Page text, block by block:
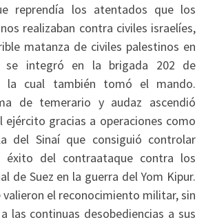
reprendía los atentados que los
realizaban contra civiles israelíes,
matanza de civiles palestinos en
se integró en la brigada 202 de
la cual también tomó el mando.
de temerario y audaz ascendió
ejército gracias a operaciones como
del Sinaí que consiguió controlar
del contraataque contra los
de Suez en la guerra del Yom Kipur.
valieron el reconocimiento militar, sin
las continuas desobediencias a sus